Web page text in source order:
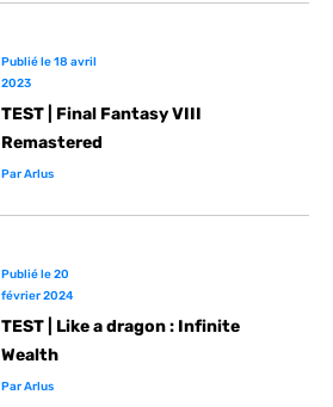
Publié le18 avril
2023
TEST | Final Fantasy VIII
Remastered
ParArlus
Publié le20
février 2024
TEST | Like a dragon : Infinite
Wealth
ParArlus